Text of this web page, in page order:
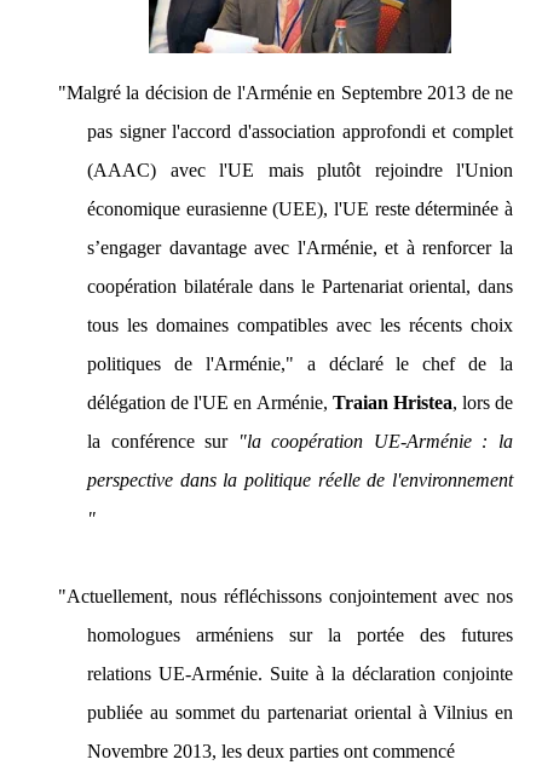
"Malgré la décision de l'Arménie en Septembre 2013 de ne
pas signer l'accord d'association approfondi et complet
(AAAC) avec l'UE mais plutôt rejoindre l'Union
économique eurasienne (UEE), l'UE reste déterminée à
s’engager davantage avec l'Arménie, et à renforcer la
coopération bilatérale dans le Partenariat oriental, dans
tous les domaines compatibles avec les récents choix
politiques de l'Arménie," a déclaré le chef de la
délégation de l'UE en Arménie, Traian Hristea, lors de
la conférence sur "la coopération UE-Arménie : la
perspective dans la politique réelle de l'environnement
"
"Actuellement, nous réfléchissons conjointement avec nos
homologues arméniens sur la portée des futures
relations UE-Arménie. Suite à la déclaration conjointe
publiée au sommet du partenariat oriental à Vilnius en
Novembre 2013, les deux parties ont commencé